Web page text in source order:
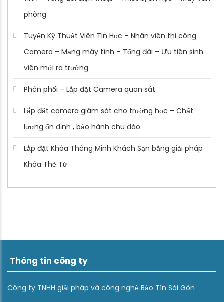
phòng
Tuyển Kỹ Thuật Viên Tin Học – Nhân viên thi công
Camera – Mạng máy tính – Tổng đài – Ưu tiên sinh
viên mới ra trường.
Phân phối – Lắp đặt Camera quan sát
Lắp đặt camera giám sát cho trường học – Chất
lượng ổn định , bảo hành chu đáo.
Lắp đặt Khóa Thông Minh Khách Sạn bằng giải pháp
Khóa Thẻ Từ
Thông tin công ty
Công ty TNHH giải pháp và công nghệ Bảo Tín Sài Gòn